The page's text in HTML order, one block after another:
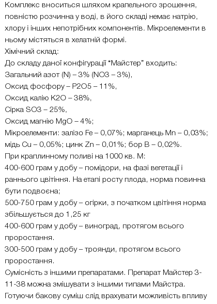
Комплекс вноситься шляхом крапельного зрошення,
повністю розчинна у воді, в його складі немає натрію,
хлору і інших непотрібних компонентів. Мікроелементи в
ньому містяться в хелатній формі.
Хімічний склад:
До складу даної конфігурації “Майстер” входить:
Загальний азот (N) – 3% (NO3 – 3%),
Оксид фосфору – P2O5 – 11%,
Оксид калію K2O – 38%,
Сірка SO3 – 25%,
Оксид магнію MgO – 4%;
Мікроелементи: залізо Fe – 0,07%; марганець Mn – 0,03%;
мідь Cu – 0,05%; цинк Zn – 0,01%; бор B – 0,02%.
При краплинному поливі на 1000 кв. М:
400-600 грам у добу – помідори, на фазі вегетації і
раннього цвітіння. На етапі росту плода, норма повинна
бути подвоєна;
500-750 грам у добу – огірки, з початком цвітіння норма
збільшується до 1,25 кг
400-600 грам у добу – виноград, протягом всього
проростання.
300-500 грам у добу – троянди, протягом всього
проростання.
Сумісність з іншими препаратами. Препарат Майстер 3-
11-38 можна змішувати з іншими типами Майстра.
Готуючи бакову суміш слід врахувати можливість впливу